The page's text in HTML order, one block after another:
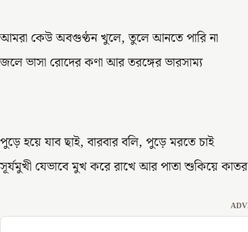
আমরা কেউ অবগুণ্ঠন খুলে, তুলে আনতে পারি না
জলে ভাসা রোদের কণা আর তরঙ্গের ভারসাম্য
পুড়ে হয়ে যাব ছাই, বারবার বলি, পুড়ে মরতে চাই
সূর্যমুখী যেভাবে মুখ করে রাখে আর পাতা শুকিয়ে কাতর